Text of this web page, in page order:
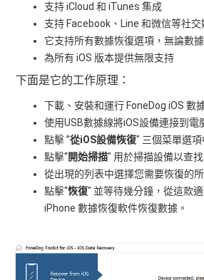
支持 iCloud 和 iTunes 集成
支持 Facebook、Line 和微信等社
它支持所有數據恢復選項，無論數
為所有 iOS 版本提供無限支持
下面是它的工作原理：
下載、安裝和運行 FoneDog iOS 數
使用USB數據線將iOS設備連接到電
點擊 ”從iOS設備恢復" 三個菜單選
點擊“開始掃描" 用於掃描設備以查
從出現的列表中選擇您需要恢復的
點擊“恢復" 並等待幾分鐘，從這款
iPhone 數據恢復軟件恢復數據。